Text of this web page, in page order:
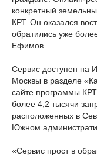
конкретный
КРТ. Он оказался
обратились уже
Ефимов.
Сервис доступен на
Москвы в разделе
сайте программы
более 4,2 тысячи
расположенных в
Южном
«Сервис прост в